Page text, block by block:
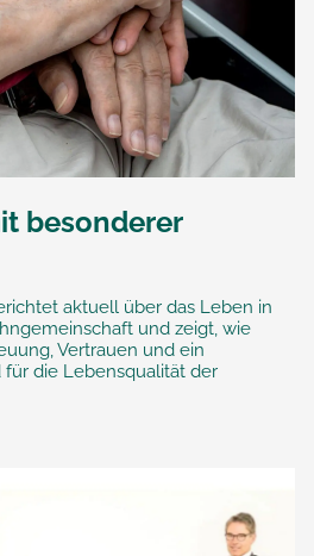
besonderer
aktuell über das Leben in
und zeigt, wie
Vertrauen und ein
die Lebensqualität der